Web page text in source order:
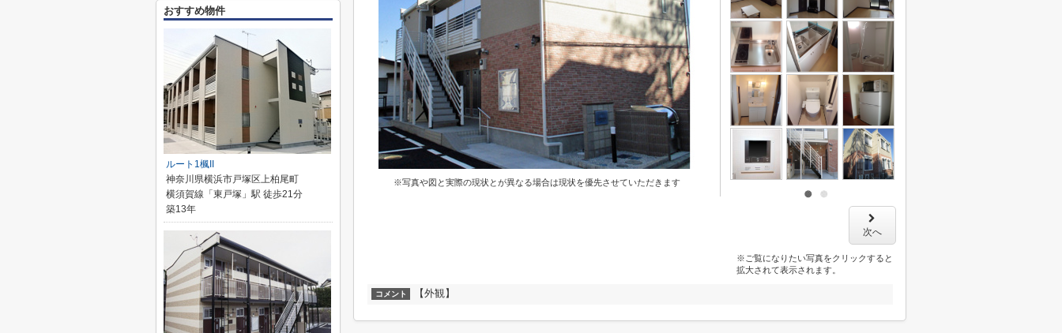
※写真や図と実際の現状とが異なる場合は現状を優先させていただきます
次へ
※ご覧になりたい写真をクリックすると
拡大されて表示されます。
コメント 【外観】
おすすめ物件
ルート1楓II
神奈川県横浜市戸塚区上柏尾町
横須賀線「東戸塚」駅 徒歩21分
築13年